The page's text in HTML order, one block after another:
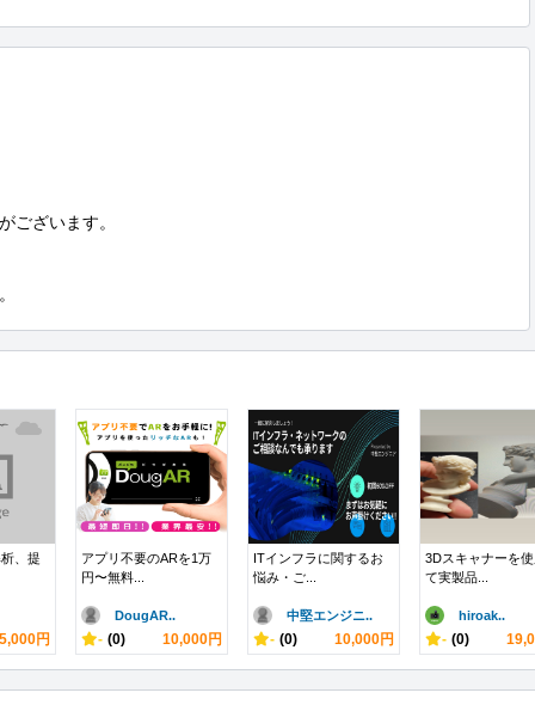
ございます。
、提
5,000円
アプリ不要のARを1万
円〜無料...
DougAR..
- (0) 10,000円
ITインフラに関するお
悩み・ご...
中堅エンジニ..
- (0) 10,000円
3Dスキャナーを
て実製品...
hiroak..
- (0)